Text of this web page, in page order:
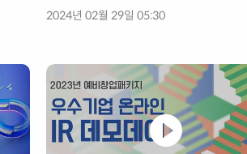
2024년 02월 29일 05:30